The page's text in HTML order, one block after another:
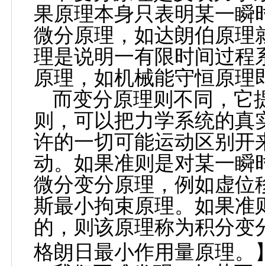
果原理本身只表明某一瞬
微分原理，如达朗伯原理
理是说明一有限时间过程
原理，如机械能守恒原理
而变分原理则不同，它
则，可以把力学系统的
许的一切可能运动区别开
动。如果准则是对某一瞬
微分变分原理，例如虚位
斯最小拘束原理。如果准
的，则该原理称为积分变
格朗日最小作用量原理。